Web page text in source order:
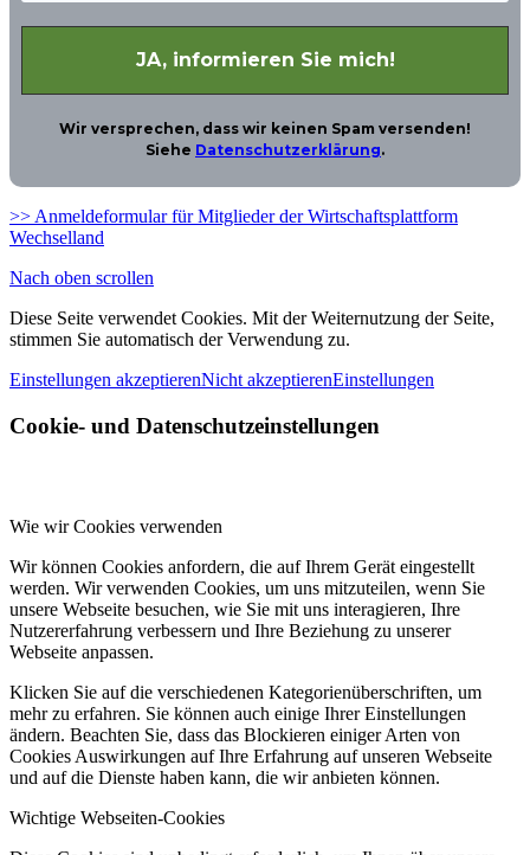
Wir versprechen, dass wir keinen Spam versenden!
Siehe Datenschutzerklärung.
>> Anmeldeformular für Mitglieder der Wirtschaftsplattform
Wechselland
Nach oben scrollen
Diese Seite verwendet Cookies. Mit der Weiternutzung der Seite,
stimmen Sie automatisch der Verwendung zu.
Einstellungen akzeptierenNicht akzeptierenEinstellungen
Cookie- und Datenschutzeinstellungen
Wie wir Cookies verwenden
Wir können Cookies anfordern, die auf Ihrem Gerät eingestellt
werden. Wir verwenden Cookies, um uns mitzuteilen, wenn Sie
unsere Webseite besuchen, wie Sie mit uns interagieren, Ihre
Nutzererfahrung verbessern und Ihre Beziehung zu unserer
Webseite anpassen.
Klicken Sie auf die verschiedenen Kategorienüberschriften, um
mehr zu erfahren. Sie können auch einige Ihrer Einstellungen
ändern. Beachten Sie, dass das Blockieren einiger Arten von
Cookies Auswirkungen auf Ihre Erfahrung auf unseren Webseite
und auf die Dienste haben kann, die wir anbieten können.
Wichtige Webseiten-Cookies